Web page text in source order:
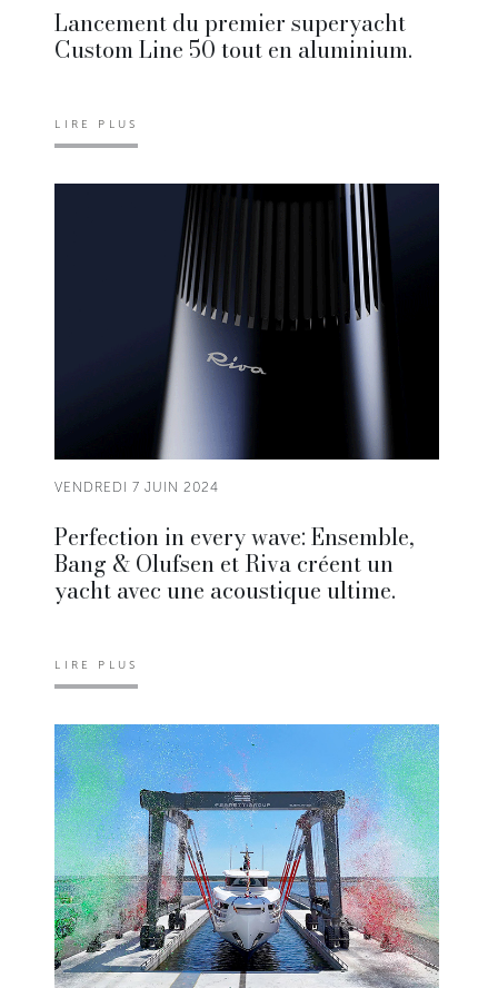
Lancement du premier superyacht
Custom Line 50 tout en aluminium.
LIRE PLUS
VENDREDI 7 JUIN 2024
Perfection in every wave: Ensemble,
Bang & Olufsen et Riva créent un
yacht avec une acoustique ultime.
LIRE PLUS